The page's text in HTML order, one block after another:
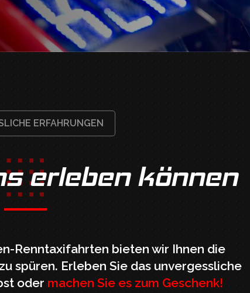
ERFAHRUNGEN
erleben können
Renntaxifahrten bieten wir Ihnen die
spüren. Erleben Sie das unvergessliche
oder machen Sie es zum Geschenk!